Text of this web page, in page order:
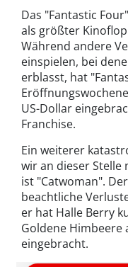
Das "Fantastic
als größter
Während andere
einspielen, bei
erblasst, hat
US-Dollar
Franchise.
Ein weiterer
wir an dieser Stelle
ist "Catwoman".
beachtliche
er hat Halle Berry
Goldene Himbeere
eingebracht.